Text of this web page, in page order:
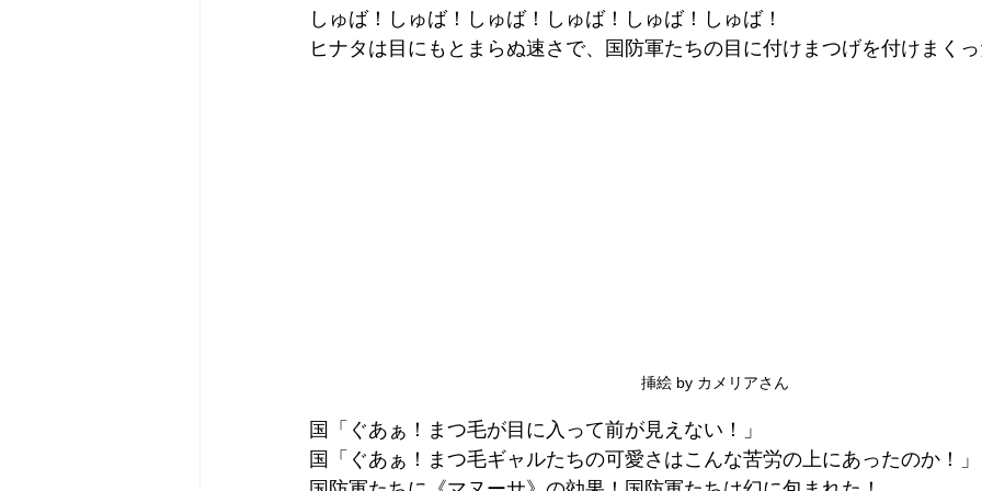
しゅば！しゅば！しゅば！しゅば！しゅば！しゅば！
ヒナタは目にもとまらぬ速さで、国防軍たちの目に付けまつげを付けまく
挿絵 by カメリアさん
国「ぐあぁ！まつ毛が目に入って前が見えない！」
国「ぐあぁ！まつ毛ギャルたちの可愛さはこんな苦労の上にあったのか！」